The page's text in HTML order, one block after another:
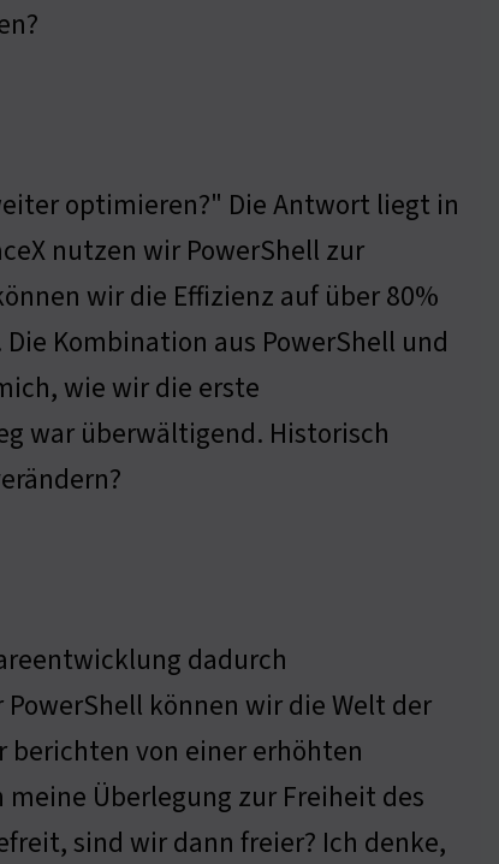
optimieren?" Die Antwort liegt in
nutzen wir PowerShell zur
wir die Effizienz auf über 80%
Kombination aus PowerShell und
wie wir die erste
war überwältigend. Historisch
dadurch
können wir die Welt der
von einer erhöhten
Überlegung zur Freiheit des
sind wir dann freier? Ich denke,